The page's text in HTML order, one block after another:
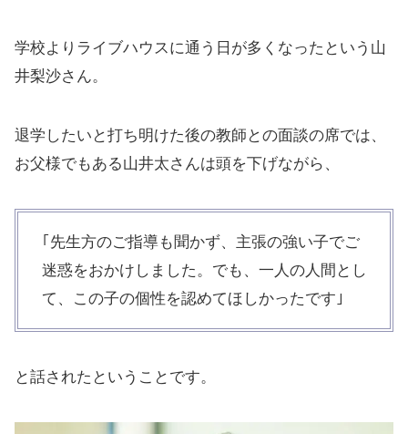
学校よりライブハウスに通う日が多くなったという山
井梨沙さん。
退学したいと打ち明けた後の教師との面談の席では、
お父様でもある山井太さんは頭を下げながら、
｢先生方のご指導も聞かず、主張の強い子でご
迷惑をおかけしました。でも、一人の人間とし
て、この子の個性を認めてほしかったです｣
と話されたということです。